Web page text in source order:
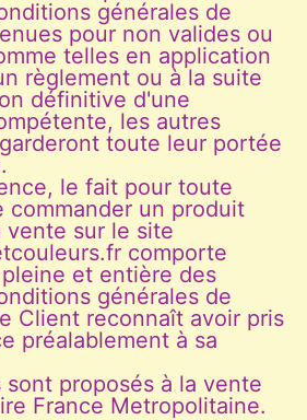
générales de
pour non valides ou
telles en application
règlement ou à la suite
définitive d'une
les autres
toute leur portée
le fait pour toute
commander un produit
vente sur le site
comporte
et entière des
générales de
Client reconnaît avoir pris
préalablement à sa
sont proposés à la vente
France Metropolitaine.